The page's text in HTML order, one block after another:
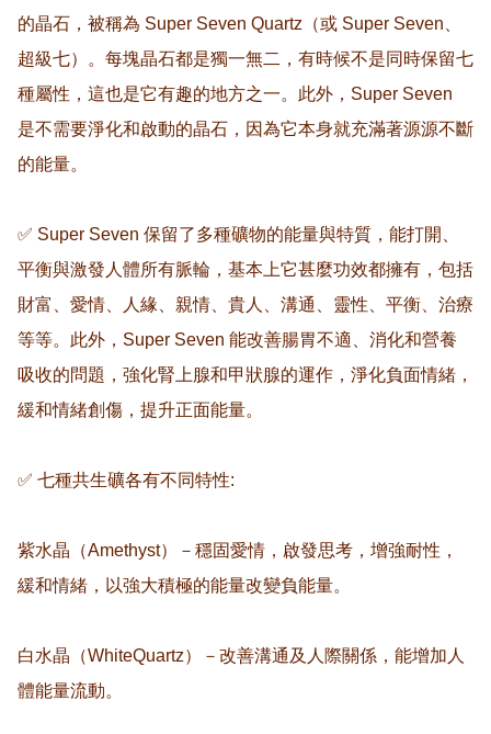
的晶石，被稱為 Super Seven Quartz（或 Super Seven、
超級七）。每塊晶石都是獨一無二，有時候不是同時保留七
種屬性，這也是它有趣的地方之一。此外，Super Seven
是不需要淨化和啟動的晶石，因為它本身就充滿著源源不斷
的能量。
✅ Super Seven 保留了多種礦物的能量與特質，能打開、
平衡與激發人體所有脈輪，基本上它甚麼功效都擁有，包括
財富、愛情、人緣、親情、貴人、溝通、靈性、平衡、治療
等等。此外，Super Seven 能改善腸胃不適、消化和營養
吸收的問題，強化腎上腺和甲狀腺的運作，淨化負面情緒，
緩和情緒創傷，提升正面能量。
✅ 七種共生礦各有不同特性:
紫水晶（Amethyst）－穩固愛情，啟發思考，增強耐性，
緩和情緒，以強大積極的能量改變負能量。
白水晶（WhiteQuartz）－改善溝通及人際關係，能增加人
體能量流動。